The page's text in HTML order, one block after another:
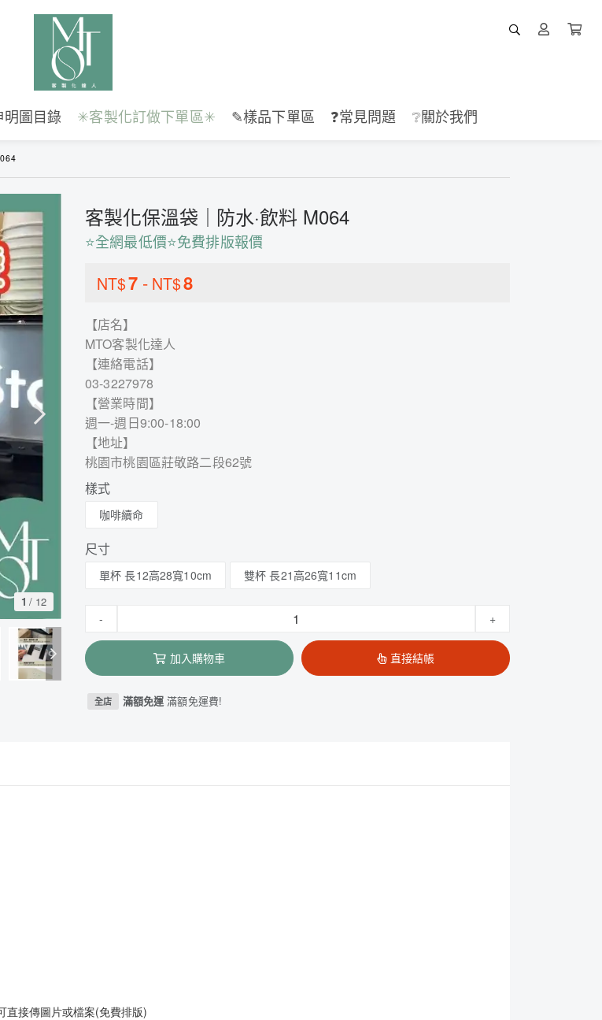
明圖目錄 ✳︎客製化訂做下單區✳︎ ✎樣品下單區 ❓常見問題 ❔關於我們
1 / 12
客製化保溫袋｜防水·飲料 M064
⭐全網最低價⭐免費排版報價
NT$7 - NT$8
【店名】
MTO客製化達人
【連絡電話】
03-3227978
【營業時間】
週一-週日9:00-18:00
【地址】
桃園市桃園區莊敬路二段62號
樣式
咖啡續命
尺寸
單杯 長12高28寬10cm 雙杯 長21高26寬11cm
- +
加入購物車 直接結帳
全店 滿額免運滿額免運費!
直接傳圖片或檔案(免費排版)